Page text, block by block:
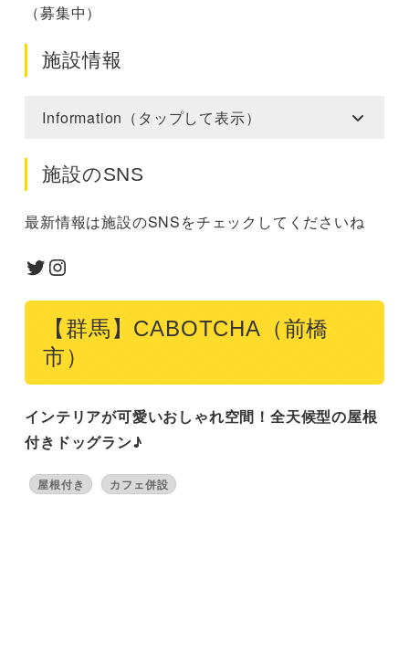
（募集中）
施設情報
Information（タップして表示）
施設のSNS
最新情報は施設のSNSをチェックしてくださいね
Twitter
Instagram
【群馬】CABOTCHA（前橋
市）
インテリアが可愛いおしゃれ空間！全天候型の屋根
付きドッグラン♪
屋根付き カフェ併設